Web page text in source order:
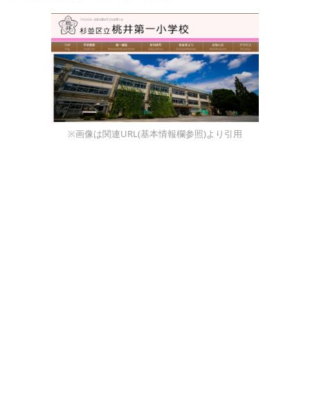
※画像は関連URL(基本情報欄参照)より引用